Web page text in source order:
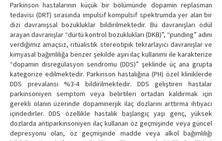
Parkinson hastalarının küçük bir bölümünde dopamin replasman
tedavisi (DRT) sırasında impulsif kompulsif spektrumda yer alan bir
dizi davranışsal bozukluklar bildirilmektedir. Bu davranışları ödül
arayan davranışlar “dürtü kontrol bozuklukları (DKB)”, “punding” adını
verdiğimiz amaçsız, ritüalistik stereotipik tekrarlayıcı davranışlar ve
kimyasal bağımlılığa benzer şekilde aşırı ilaç kullanımı ile karakterize
“dopamin disregülasyon sendromu (DDS)” şeklinde üç ana grupta
kategorize edilmektedir. Parkinson hastalığına (PH) özel kliniklerde
DDS prevalansı %3-4 bildirilmektedir. DDS geliştiren hastalar
parkinsoniyen semptom veya belirtileri ortadan kaldırmak için
gerekli olanın üzerinde dopaminerjik ilaç dozlarını arttırma ihtiyacı
içindedirler. DDS özellikle hastalık başlangıç yaşı genç, yüksek
dozlarda antiparkinsoniyen ilaç kullanan öz geçmişinde veya güncel
depresyonu olan, öz geçmişinde madde veya alkol bağımlılığı